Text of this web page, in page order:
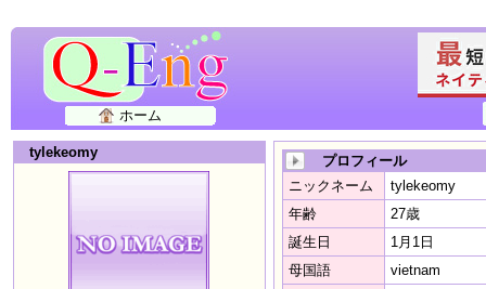
ホーム
tylekeomy
プロフィール
ニックネーム
tylekeomy
年齢
27歳
誕生日
1月1日
母国語
vietnam